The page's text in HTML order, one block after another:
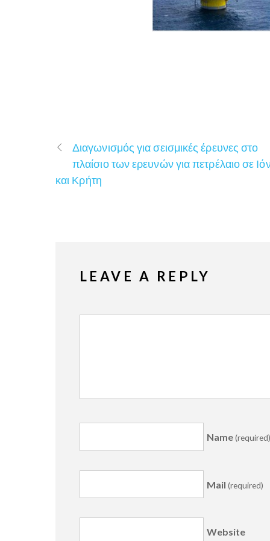
Διαγωνισμός για σεισμικές έρευνες στο
πλαίσιο των ερευνών για πετρέλαιο σε
και Κρήτη
LEAVE A REPLY
Name
Mail(required)
Website